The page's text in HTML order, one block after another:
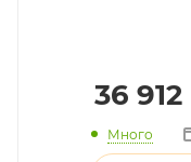
36 912
Много